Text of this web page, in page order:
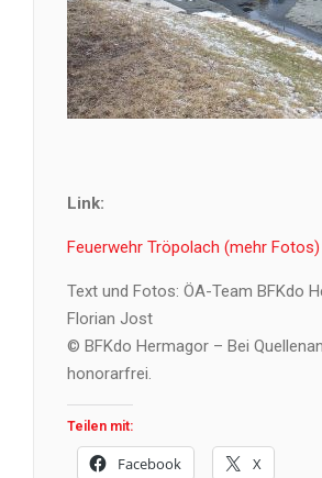
Link:
Feuerwehr Tröpolach (mehr Fotos)
Text und Fotos: ÖA-Team BFKdo
Florian Jost
© BFKdo Hermagor – Bei
honorarfrei.
Teilen mit:
Facebook X